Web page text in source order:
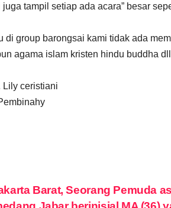
juga tampil setiap ada acara” besar
di group barongsai kami tidak ada
agama islam kristen hindu buddha
Lily ceristiani
Barat, Seorang Pemuda